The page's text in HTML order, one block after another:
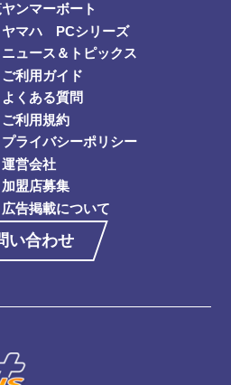
ヤンマーボート
ヤマハ PCシリーズ
ニュース＆トピックス
ご利用ガイド
よくある質問
ご利用規約
プライバシーポリシー
運営会社
加盟店募集
広告掲載について
い合わせ